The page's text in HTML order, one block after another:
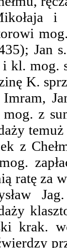
i
Jan
i kl. mog.
K.
mog. z
z
ratę za
krak.